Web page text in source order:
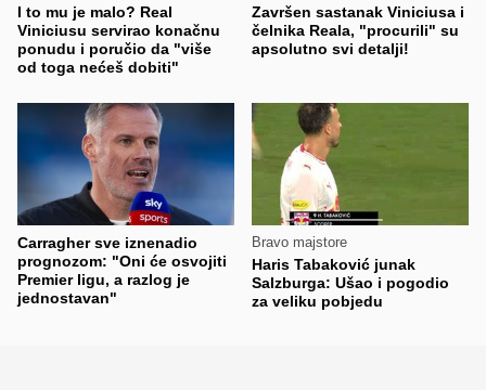
I to mu je malo? Real
Viniciusu servirao konačnu
ponudu i poručio da "više
od toga nećeš dobiti"
Završen sastanak Viniciusa i
čelnika Reala, "procurili" su
apsolutno svi detalji!
Carragher sve iznenadio
prognozom: "Oni će osvojiti
Premier ligu, a razlog je
jednostavan"
Bravo majstore
Haris Tabaković junak
Salzburga: Ušao i pogodio
za veliku pobjedu